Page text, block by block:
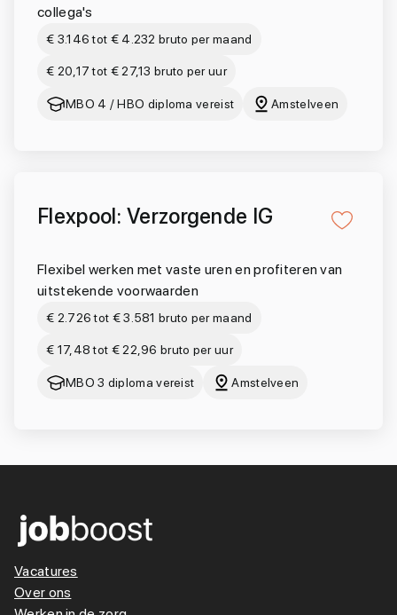
collega's
€ 3.146 tot € 4.232 bruto per maand
€ 20,17 tot € 27,13 bruto per uur
MBO 4 / HBO diploma vereist Amstelveen
Flexpool: Verzorgende IG
Flexibel werken met vaste uren en profiteren van
uitstekende voorwaarden
€ 2.726 tot € 3.581 bruto per maand
€ 17,48 tot € 22,96 bruto per uur
MBO 3 diploma vereist Amstelveen
Vacatures
Over ons